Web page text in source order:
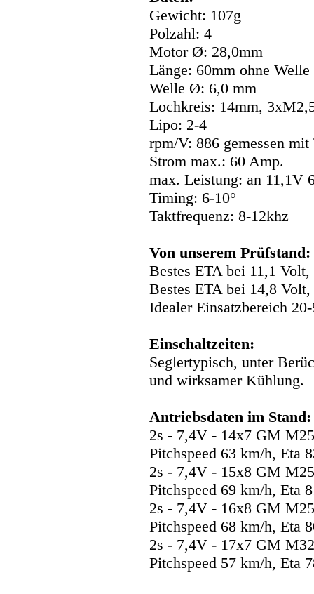
Gewicht: 107g
Polzahl: 4
Motor Ø: 28,0mm
Länge: 60mm ohne
Welle Ø: 6,0 mm
Lochkreis: 14mm,
Lipo: 2-4
rpm/V: 886 gemessen
Strom max.: 60 Amp.
max. Leistung: an 11,1V
Timing: 6-10°
Taktfrequenz: 8-12khz
Von unserem Prüfstand:
Bestes ETA bei 11,1
Bestes ETA bei 14,8
Idealer Einsatzbereich
Einschaltzeiten:
Seglertypisch, unter
und wirksamer Kühlung.
Antriebsdaten im Stand:
2s - 7,4V - 14x7 GM
Pitchspeed 63 km/h, Eta
2s - 7,4V - 15x8 GM
Pitchspeed 69 km/h, Eta
2s - 7,4V - 16x8 GM
Pitchspeed 68 km/h, Eta
2s - 7,4V - 17x7 GM
Pitchspeed 57 km/h, Eta